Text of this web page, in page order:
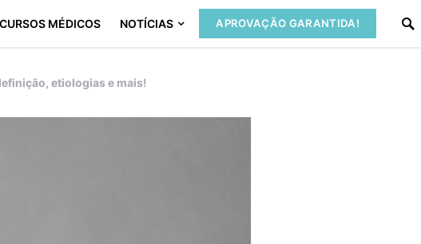
MÉDICOS NOTÍCIAS APROVAÇÃO GARANTIDA!
etiologias e mais!